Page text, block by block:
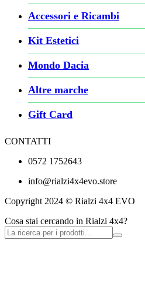
Accessori e Ricambi
Kit Estetici
Mondo Dacia
Altre marche
Gift Card
CONTATTI
0572 1752643
info@rialzi4x4evo.store
Copyright 2024 © Rialzi 4x4 EVO
Cosa stai cercando in Rialzi 4x4?